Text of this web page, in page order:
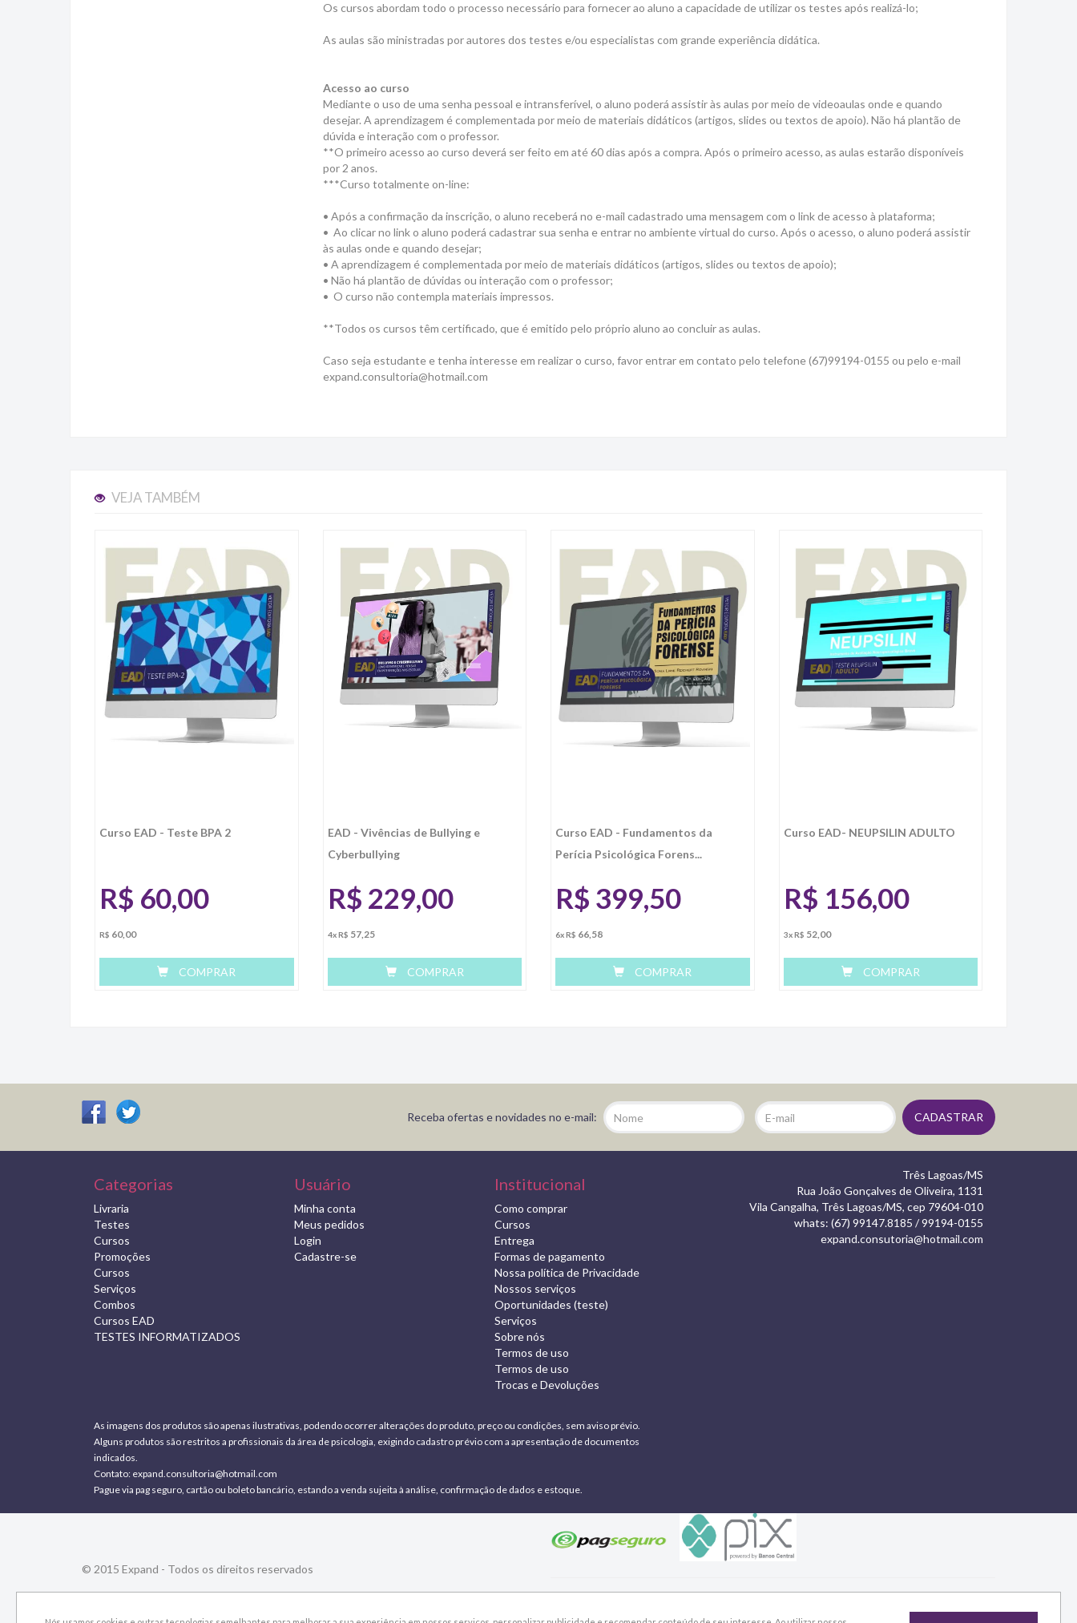
Os cursos abordam todo o processo necessário para fornecer ao aluno a capacidade de utilizar os testes após realizá-lo;
As aulas são ministradas por autores dos testes e/ou especialistas com grande experiência didática.
Acesso ao curso
Mediante o uso de uma senha pessoal e intransferível, o aluno poderá assistir às aulas por meio de videoaulas onde e quando
desejar. A aprendizagem é complementada por meio de materiais didáticos (artigos, slides ou textos de apoio). Não há plantão de
dúvida e interação com o professor.
**O primeiro acesso ao curso deverá ser feito em até 60 dias após a compra. Após o primeiro acesso, as aulas estarão disponíveis
por 2 anos.
***Curso totalmente on-line:
• Após a confirmação da inscrição, o aluno receberá no e-mail cadastrado uma mensagem com o link de acesso à plataforma;
• Ao clicar no link o aluno poderá cadastrar sua senha e entrar no ambiente virtual do curso. Após o acesso, o aluno poderá assistir
às aulas onde e quando desejar;
• A aprendizagem é complementada por meio de materiais didáticos (artigos, slides ou textos de apoio);
• Não há plantão de dúvidas ou interação com o professor;
• O curso não contempla materiais impressos.
**Todos os cursos têm certificado, que é emitido pelo próprio aluno ao concluir as aulas.
Caso seja estudante e tenha interesse em realizar o curso, favor entrar em contato pelo telefone (67)99194-0155 ou pelo e-mail
expand.consultoria@hotmail.com
VEJA TAMBÉM
Curso EAD - Teste BPA 2
R$ 60,00
R$ 60,00
COMPRAR
EAD - Vivências de Bullying e
Cyberbullying
R$ 229,00
4x R$ 57,25
COMPRAR
Curso EAD - Fundamentos da
Perícia Psicológica Forens...
R$ 399,50
6x R$ 66,58
COMPRAR
Curso EAD- NEUPSILIN ADULTO
R$ 156,00
3x R$ 52,00
COMPRAR
Receba ofertas e novidades no e-mail:
Categorias
Livraria
Testes
Cursos
Promoções
Cursos
Serviços
Combos
Cursos EAD
TESTES INFORMATIZADOS
Usuário
Minha conta
Meus pedidos
Login
Cadastre-se
Institucional
Como comprar
Cursos
Entrega
Formas de pagamento
Nossa política de Privacidade
Nossos serviços
Oportunidades (teste)
Serviços
Sobre nós
Termos de uso
Termos de uso
Trocas e Devoluções
As imagens dos produtos são apenas ilustrativas, podendo ocorrer alterações do produto, preço ou condições, sem aviso prévio.
Alguns produtos são restritos a profissionais da área de psicologia, exigindo cadastro prévio com a apresentação de documentos
indicados.
Contato: expand.consultoria@hotmail.com
Pague via pag seguro, cartão ou boleto bancário, estando a venda sujeita à análise, confirmação de dados e estoque.
Três Lagoas/MS
Rua João Gonçalves de Oliveira, 1131
Vila Cangalha, Três Lagoas/MS, cep 79604-010
whats: (67) 99147.8185 / 99194-0155
expand.consutoria@hotmail.com
© 2015 Expand - Todos os direitos reservados